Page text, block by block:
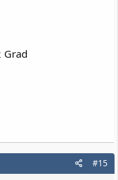
Grad
#15